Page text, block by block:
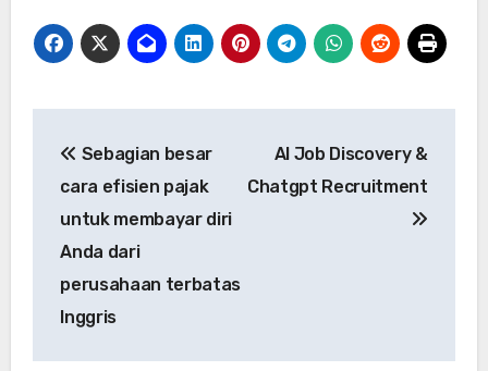
navigation
Sebagian besar
cara efisien pajak
untuk membayar diri
Anda dari
perusahaan terbatas
Inggris
AI Job Discovery &
Chatgpt Recruitment